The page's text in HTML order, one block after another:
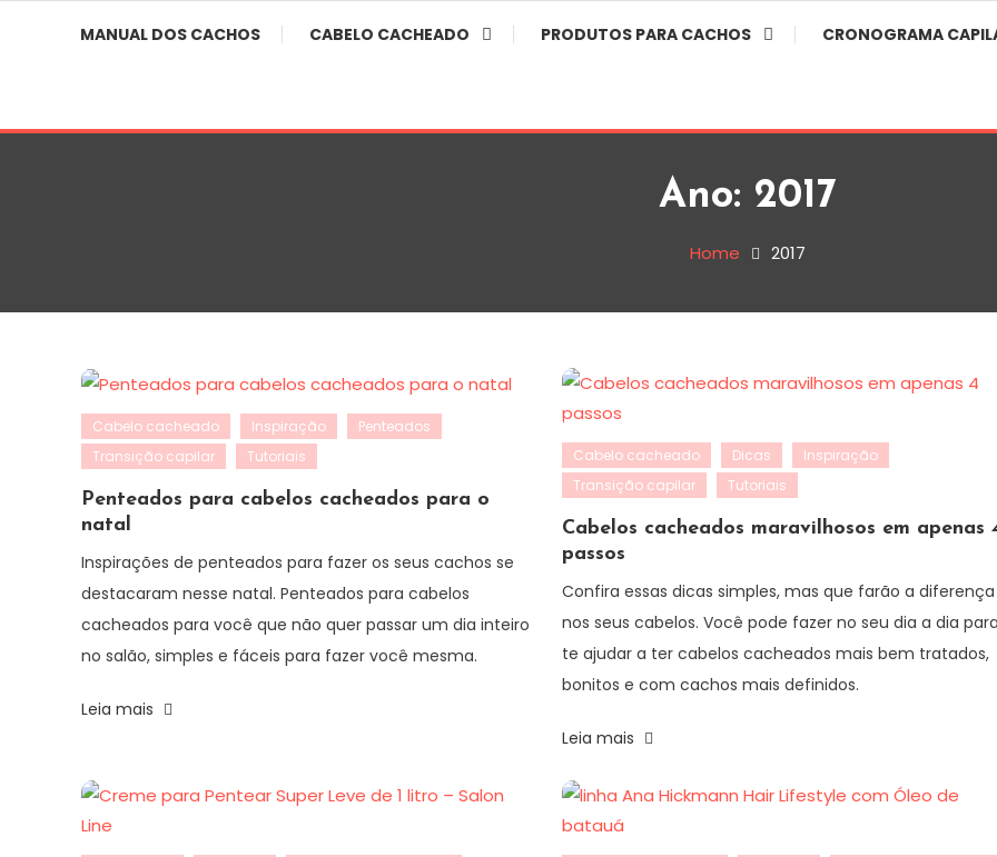
MANUAL DOS CACHOS CABELO CACHEADO PRODUTOS PARA CACHOS CRONOGRAMA
Ano: 2017
Home 2017
Cabelo cacheado Inspiração
Penteados
Transição capilar
Tutoriais
Penteados para cabelos cacheados para o
natal
Inspirações de penteados para fazer os seus cachos se
destacaram nesse natal. Penteados para cabelos
cacheados para você que não quer passar um dia inteiro
no salão, simples e fáceis para fazer você mesma.
Leia mais
Cabelo cacheado Dicas
Inspiração
Transição capilar
Tutoriais
Cabelos cacheados maravilhosos em apenas
passos
Confira essas dicas simples, mas que farão a diferença
nos seus cabelos. Você pode fazer no seu dia a dia para
te ajudar a ter cabelos cacheados mais bem tratados,
bonitos e com cachos mais definidos.
Leia mais